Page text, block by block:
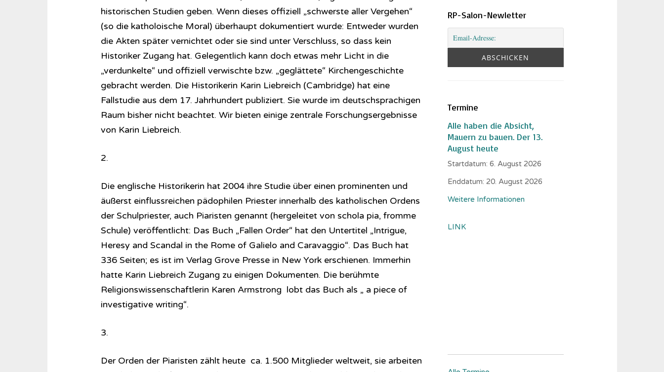
historischen Studien geben. Wenn dieses offiziell „schwerste aller Vergehen“
(so die katholoische Moral) überhaupt dokumentiert wurde: Entweder wurden
die Akten später vernichtet oder sie sind unter Verschluss, so dass kein
Historiker Zugang hat. Gelegentlich kann doch etwas mehr Licht in die
„verdunkelte“ und offiziell verwischte bzw. „geglättete“ Kirchengeschichte
gebracht werden. Die Historikerin Karin Liebreich (Cambridge) hat eine
Fallstudie aus dem 17. Jahrhundert publiziert. Sie wurde im deutschsprachigen
Raum bisher nicht beachtet. Wir bieten einige zentrale Forschungsergebnisse
von Karin Liebreich.
2.
Die englische Historikerin hat 2004 ihre Studie über einen prominenten und
äußerst einflussreichen pädophilen Priester innerhalb des katholischen Ordens
der Schulpriester, auch Piaristen genannt (hergeleitet von schola pia, fromme
Schule) veröffentlicht: Das Buch „Fallen Order“ hat den Untertitel „Intrigue,
Heresy and Scandal in the Rome of Galielo and Caravaggio“. Das Buch hat
336 Seiten; es ist im Verlag Grove Presse in New York erschienen. Immerhin
hatte Karin Liebreich Zugang zu einigen Dokumenten. Die berühmte
Religionswissenschaftlerin Karen Armstrong lobt das Buch als „ a piece of
investigative writing“.
3.
Der Orden der Piaristen zählt heute ca. 1.500 Mitglieder weltweit, sie arbeiten
RP-Salon-Newletter
Termine
Alle haben die Absicht,
Mauern zu bauen. Der 13.
August heute
Startdatum:6. August 2026
Enddatum: 20. August 2026
Weitere Informationen
LINK